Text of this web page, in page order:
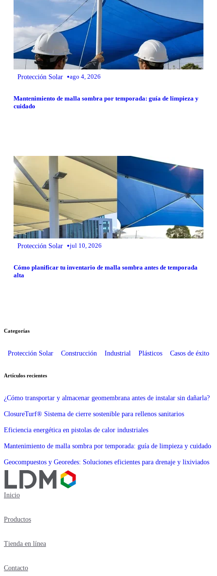
Protección Solar •ago 4, 2026
Mantenimiento de malla sombra por temporada: guía de limpieza y
cuidado
Protección Solar •jul 10, 2026
Cómo planificar tu inventario de malla sombra antes de temporada
alta
Categorías
Protección Solar Construcción Industrial Plásticos Casos de éxito
Artículos recientes
¿Cómo transportar y almacenar geomembrana antes de instalar sin dañarla?
ClosureTurf® Sistema de cierre sostenible para rellenos sanitarios
Eficiencia energética en pistolas de calor industriales
Mantenimiento de malla sombra por temporada: guía de limpieza y cuidado
Geocompuestos y Georedes: Soluciones eficientes para drenaje y lixiviados
Inicio
Productos
Tienda en línea
Contacto